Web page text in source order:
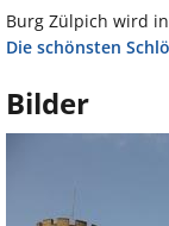
Burg Zülpich wird
Die schönsten
Bilder